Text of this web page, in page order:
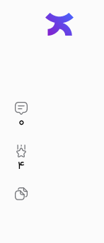
۰
۴